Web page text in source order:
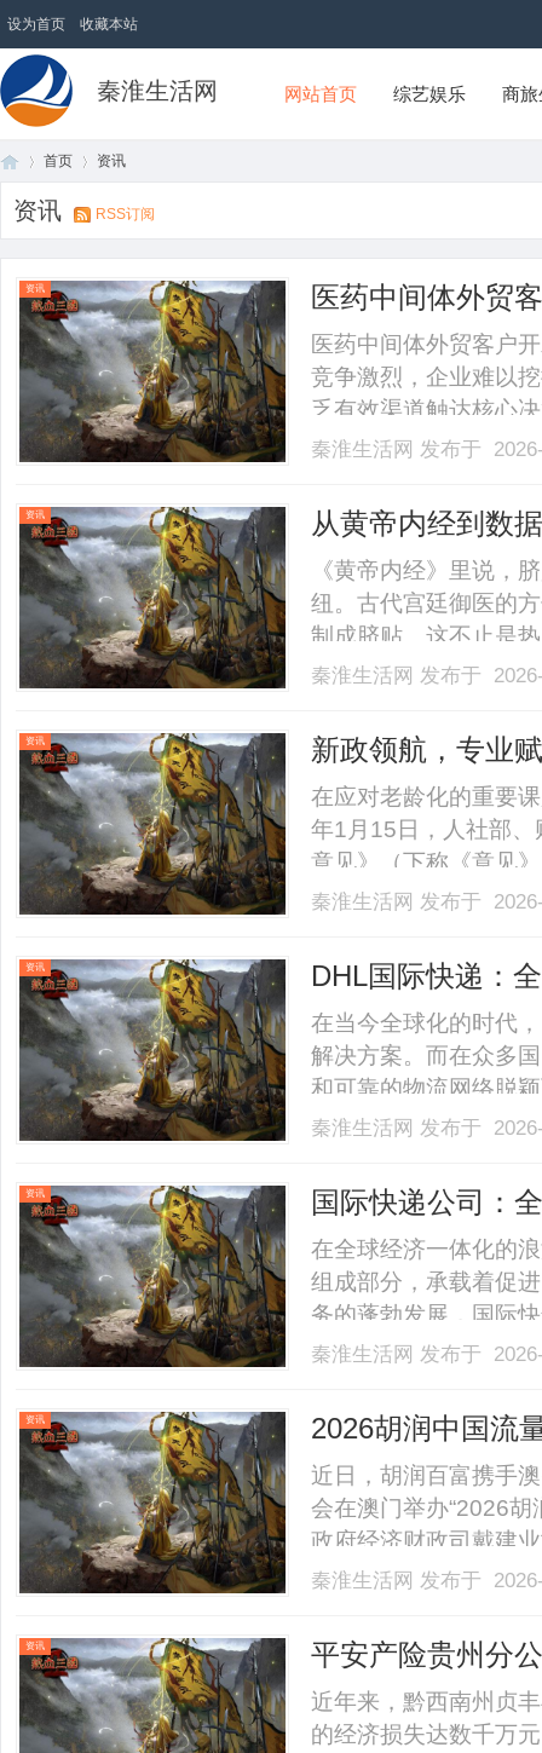
设为首页 收藏本站
秦淮生活网 网站首页 综艺娱乐 商
首页 资讯
资讯 RSS订阅
资讯 医药中间体外贸
医药中间体外贸客户
竞争激烈，企业难以
乏有效渠道触达核心
供应链信息分散，难
秦淮生活网 发布于
资讯
从黄帝内经到数
的科学逻辑
《黄帝内经》里说，
纽。古代宫廷御医的
制成脐贴。这不止是
过脐部这个中心，去
物高效吸收和深层作
的配.........
秦淮生活网 发布于
资讯
新政领航，专业
年金扩面提质
在应对老龄化的重要
年1月15日，人社部
意见》（下称《意见
数企业”的福利，加速
养老险二十余年的发
秦淮生活网 发布于
资讯 DHL国际快递：
在当今全球化的时代
解决方案。而在众多
和可靠的物流网络脱
DHL国际快递成立于
包裹到大宗货物的各
秦淮生活网 发布于
资讯 国际快递公司：
在全球经济一体化的
组成部分，承载着促
务的蓬勃发展，国际
或缺的环节。首先，
来实现快速、安全地
包.........
秦淮生活网 发布于
资讯 2026胡润中国流
近日，胡润百富携手
会在澳门举办“2026
政府经济财政司戴建
员/澳门特别行政区立
150余位嘉宾莅临现
秦淮生活网 发布于
资讯 平安产险贵州分
近年来，黔西南州贞
的经济损失达数千万